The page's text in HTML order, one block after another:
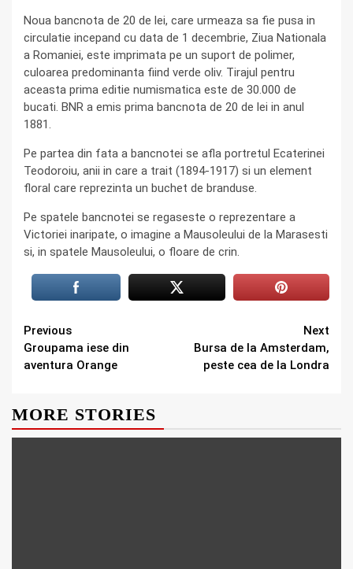
Noua bancnota de 20 de lei, care urmeaza sa fie pusa in
circulatie incepand cu data de 1 decembrie, Ziua Nationala
a Romaniei, este imprimata pe un suport de polimer,
culoarea predominanta fiind verde oliv. Tirajul pentru
aceasta prima editie numismatica este de 30.000 de
bucati. BNR a emis prima bancnota de 20 de lei in anul
1881.
Pe partea din fata a bancnotei se afla portretul Ecaterinei
Teodoroiu, anii in care a trait (1894-1917) si un element
floral care reprezinta un buchet de branduse.
Pe spatele bancnotei se regaseste o reprezentare a
Victoriei inaripate, o imagine a Mausoleului de la Marasesti
si, in spatele Mausoleului, o floare de crin.
Continue
Reading
Previous
Groupama iese din
aventura Orange
Next
Bursa de la Amsterdam,
peste cea de la Londra
MORE STORIES